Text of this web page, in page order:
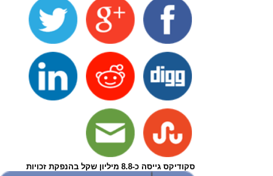
סקודיקס גייסה כ-8.8 מיליון שקל בהנפקת זכויות